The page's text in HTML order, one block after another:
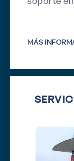
soporte
MÁS